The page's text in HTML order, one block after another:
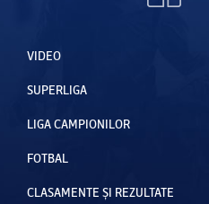
VIDEO
SUPERLIGA
LIGA CAMPIONILOR
FOTBAL
CLASAMENTE ȘI REZULTATE